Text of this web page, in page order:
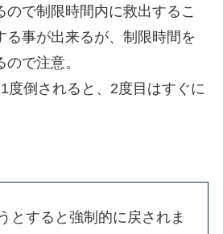
ので制限時間内に救出するこ
事が出来るが、 制限時間を
ので注意。
倒されると、2度目はすぐに
とすると強制的に戻されま